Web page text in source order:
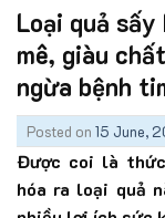
Loại quả
mê, giàu
ngừa bệnh
Posted on 15 June,
Được coi là
hóa ra loại quả